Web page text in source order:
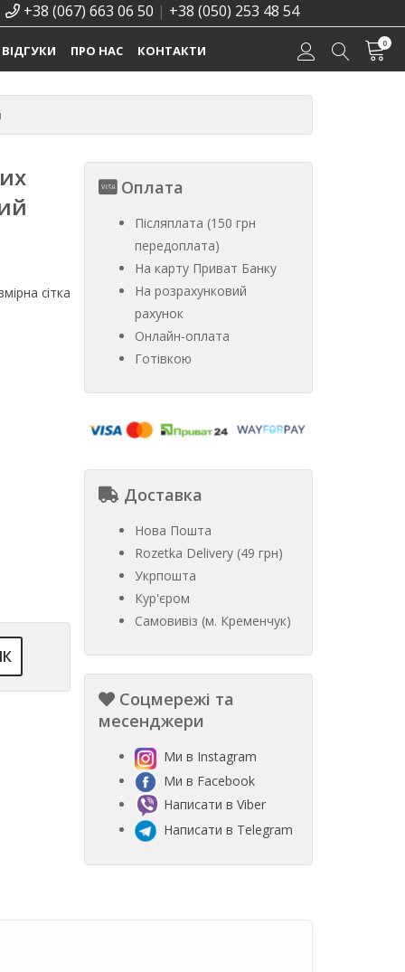
+38 (067) 663 06 50 | +38 (050) 253 48 54
0
ВІДГУКИ ПРО НАС КОНТАКТИ
сітка
Оплата
Післяплата (150 грн
передоплата)
На карту Приват Банку
На розрахунковий
рахунок
Онлайн-оплата
Готівкою
Доставка
Нова Пошта
Rozetka Delivery (49 грн)
Укрпошта
Кур'єром
Самовивіз (м. Кременчук)
Соцмережі та
месенджери
Ми в Instagram
Ми в Facebook
Написати в Viber
Написати в Telegram